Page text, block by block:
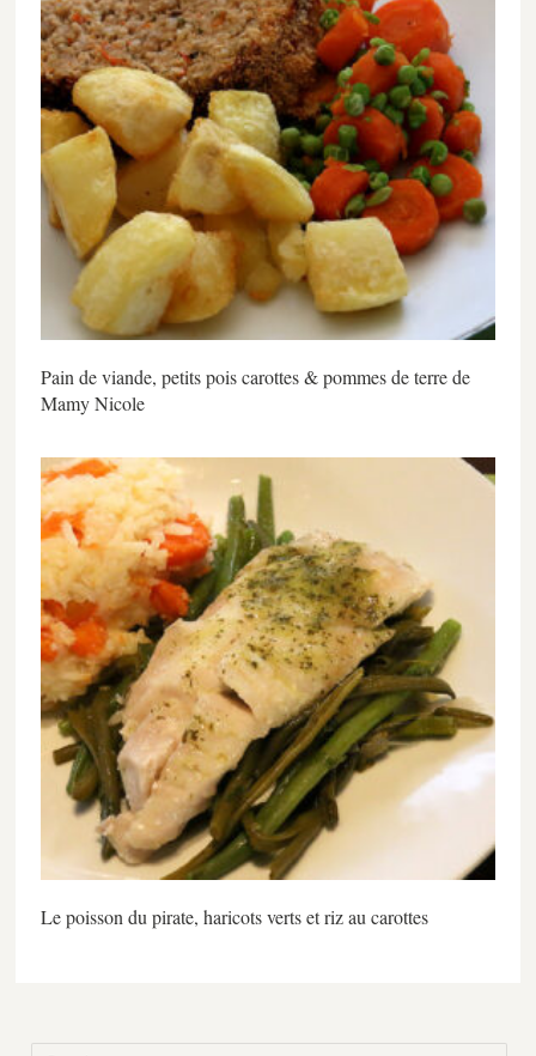
Pain de viande, petits pois carottes & pommes de terre de
Mamy Nicole
Le poisson du pirate, haricots verts et riz au carottes